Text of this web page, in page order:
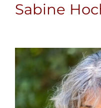
Sabine